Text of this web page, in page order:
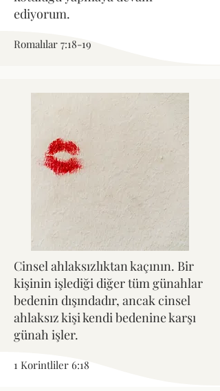
ediyorum.
Romalılar 7:18-19
Cinsel ahlaksızlıktan kaçının. Bir
kişinin işlediği diğer tüm günahlar
bedenin dışındadır, ancak cinsel
ahlaksız kişi kendi bedenine karşı
günah işler.
1 Korintliler 6:18